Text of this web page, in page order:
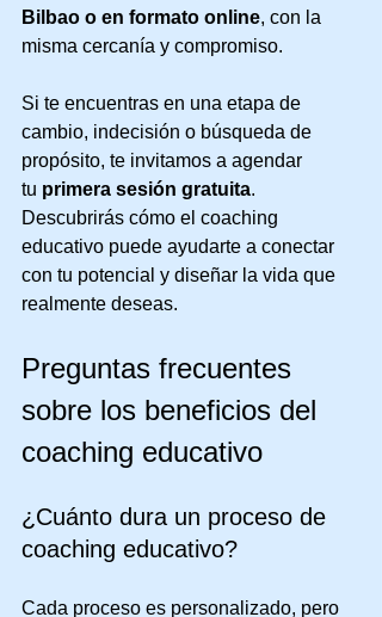
Bilbao o en formato online, con la
misma cercanía y compromiso.
Si te encuentras en una etapa de
cambio, indecisión o búsqueda de
propósito, te invitamos a agendar
tu primera sesión gratuita.
Descubrirás cómo el coaching
educativo puede ayudarte a conectar
con tu potencial y diseñar la vida que
realmente deseas.
Preguntas frecuentes
sobre los beneficios del
coaching educativo
¿Cuánto dura un proceso de
coaching educativo?
Cada proceso es personalizado, pero